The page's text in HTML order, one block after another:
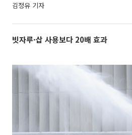
김정유 기자
빗자루·삽 사용보다 20배 효과